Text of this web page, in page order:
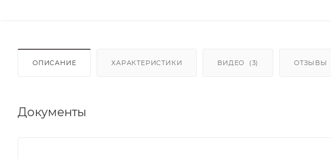
ОПИСАНИЕ ХАРАКТЕРИСТИКИ ВИДЕО (3) ОТЗЫВЫ
Документы